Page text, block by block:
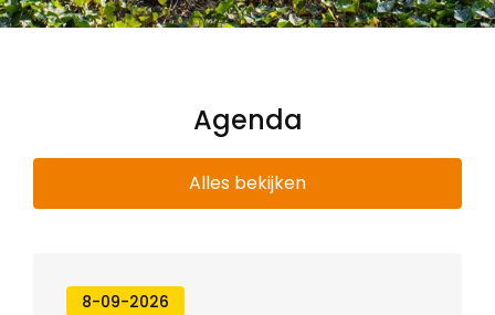
Agenda
Alles bekijken
8-09-2026